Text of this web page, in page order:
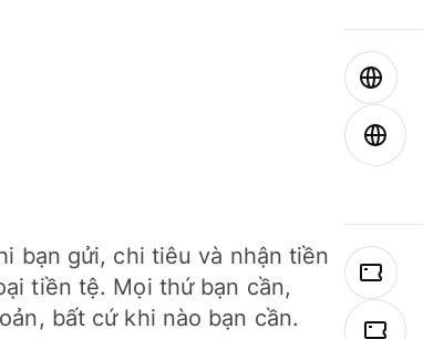
bạn gửi, chi tiêu và nhận tiền
tiền tệ. Mọi thứ bạn cần,
bất cứ khi nào bạn cần.